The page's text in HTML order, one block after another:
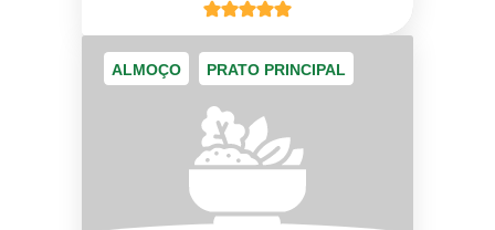
ALMOÇO PRATO PRINCIPAL